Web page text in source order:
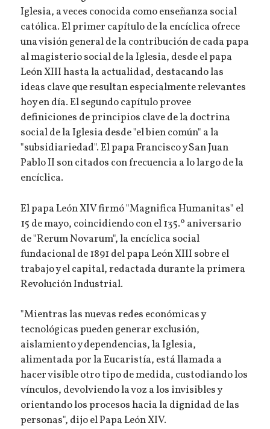
Iglesia, a veces conocida como enseñanza social
católica. El primer capítulo de la encíclica ofrece
una visión general de la contribución de cada papa
al magisterio social de la Iglesia, desde el papa
León XIII hasta la actualidad, destacando las
ideas clave que resultan especialmente relevantes
hoy en día. El segundo capítulo provee
definiciones de principios clave de la doctrina
social de la Iglesia desde "el bien común" a la
"subsidiariedad". El papa Francisco y San Juan
Pablo II son citados con frecuencia a lo largo de la
encíclica.
El papa León XIV firmó "Magnifica Humanitas" el
15 de mayo, coincidiendo con el 135.º aniversario
de "Rerum Novarum", la encíclica social
fundacional de 1891 del papa León XIII sobre el
trabajo y el capital, redactada durante la primera
Revolución Industrial.
"Mientras las nuevas redes económicas y
tecnológicas pueden generar exclusión,
aislamiento y dependencias, la Iglesia,
alimentada por la Eucaristía, está llamada a
hacer visible otro tipo de medida, custodiando los
vínculos, devolviendo la voz a los invisibles y
orientando los procesos hacia la dignidad de las
personas", dijo el Papa León XIV.